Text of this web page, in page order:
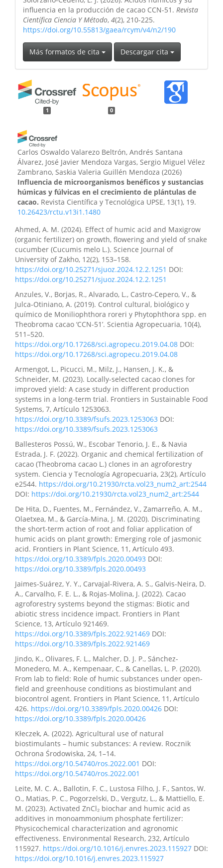
influencia en la producción de cacao CCN-51. Revista
Científica Ciencia Y Método, 4(2), 210-225.
https://doi.org/10.55813/gaea/rcym/v4/n2/190
Más formatos de cita Descargar cita
1 0
Carlos Oswaldo Valarezo Beltrón, Andrés Santana
Álvarez, José Javier Mendoza Vargas, Sergio Miguel Vélez
Zambrano, Saskia Valeria Guillén Mendoza (2026)
Influencia de microorganismos benéficos y sustancias
húmicas y fúlvicas en el crecimiento de plántulas de
cacao. Revista Científica y Tecnológica UPSE, 13(1), 19.
10.26423/rctu.v13i1.1480
Ahmed, A. M. (2024). Effect of humic acid and Maxigrow
(organic fertilizer) on growth, flowering and yield of snake
cucumber (Cucumis melo L.). Science Journal of
University of Zakho, 12(2), 153–158.
https://doi.org/10.25271/sjuoz.2024.12.2.1251 DOI:
https://doi.org/10.25271/sjuoz.2024.12.2.1251
Anzules, V., Borjas, R., Alvarado, L., Castro-Cepero, V., &
Julca-Otiniano, A. (2019). Control cultural, biológico y
químico de Moniliophthora roreri y Phytophthora spp. en
Theobroma cacao ‘CCN-51’. Scientia Agropecuaria, 10(4),
511–520.
https://doi.org/10.17268/sci.agropecu.2019.04.08 DOI:
https://doi.org/10.17268/sci.agropecu.2019.04.08
Armengot, L., Picucci, M., Milz, J., Hansen, J. K., &
Schneider, M. (2023). Locally-selected cacao clones for
improved yield: A case study in different production
systems in a long-term trial. Frontiers in Sustainable Food
Systems, 7, Artículo 1253063.
https://doi.org/10.3389/fsufs.2023.1253063 DOI:
https://doi.org/10.3389/fsufs.2023.1253063
Ballesteros Possú, W., Escobar Tenorio, J. E., & Navia
Estrada, J. F. (2022). Organic and chemical fertilization of
cacao (Theobroma cacao L.) clones in an agroforestry
system. Ciencia y Tecnología Agropecuaria, 23(2), Artículo
e2544. https://doi.org/10.21930/rcta.vol23_num2_art:2544
DOI: https://doi.org/10.21930/rcta.vol23_num2_art:2544
De Hita, D., Fuentes, M., Fernández, V., Zamarreño, A. M.,
Olaetxea, M., & García-Mina, J. M. (2020). Discriminating
the short-term action of root and foliar application of
humic acids on plant growth: Emerging role of jasmonic
acid. Frontiers in Plant Science, 11, Artículo 493.
https://doi.org/10.3389/fpls.2020.00493 DOI:
https://doi.org/10.3389/fpls.2020.00493
Jaimes-Suárez, Y. Y., Carvajal-Rivera, A. S., Galvis-Neira, D.
A., Carvalho, F. E. L., & Rojas-Molina, J. (2022). Cacao
agroforestry systems beyond the stigmas: Biotic and
abiotic stress incidence impact. Frontiers in Plant
Science, 13, Artículo 921469.
https://doi.org/10.3389/fpls.2022.921469 DOI:
https://doi.org/10.3389/fpls.2022.921469
Jindo, K., Olivares, F. L., Malcher, D. J. P., Sánchez-
Monedero, M. A., Kempenaar, C., & Canellas, L. P. (2020).
From lab to field: Role of humic substances under open-
field and greenhouse conditions as biostimulant and
biocontrol agent. Frontiers in Plant Science, 11, Artículo
426. https://doi.org/10.3389/fpls.2020.00426 DOI:
https://doi.org/10.3389/fpls.2020.00426
Kłeczek, A. (2022). Agricultural use of natural
biostimulants – humic substances: A review. Rocznik
Ochrona Środowiska, 24, 1–14.
https://doi.org/10.54740/ros.2022.001 DOI:
https://doi.org/10.54740/ros.2022.001
Leite, M. C. A., Ballotin, F. C., Lustosa Filho, J. F., Santos, W.
O., Matias, P. C., Pogorzelski, D., Vergutz, L., & Mattiello, E.
M. (2023). Activated ZnCl₂ biochar and humic acid as
additives in monoammonium phosphate fertilizer:
Physicochemical characterization and agronomic
effectiveness. Environmental Research, 232, Artículo
115927. https://doi.org/10.1016/j.envres.2023.115927 DOI:
https://doi.org/10.1016/j.envres.2023.115927